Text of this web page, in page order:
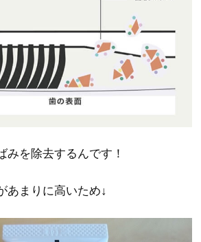
みを除去するんです！
あまりに高いため↓